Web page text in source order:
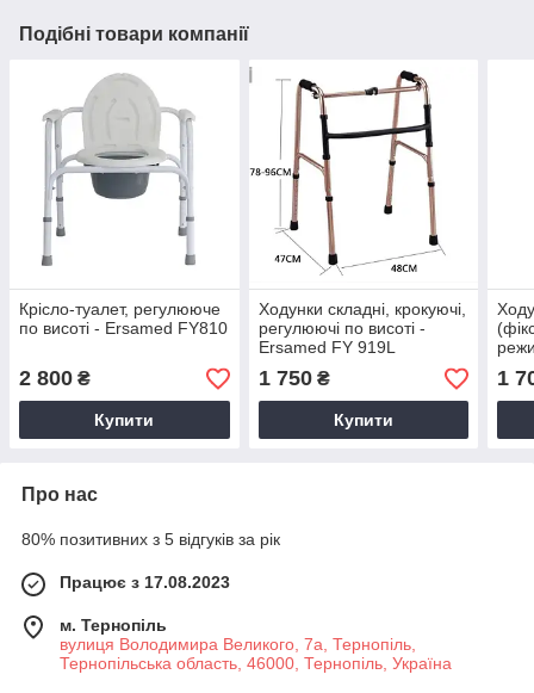
Подібні товари компанії
Крісло-туалет, регулююче
по висоті - Ersamed FY810
2 800 ₴
Купити
Ходунки складні, крокуючі,
регулюючі по висоті -
Ersamed FY 919L
1 750₴
Купити
1
Про нас
80% позитивних з 5 відгуків за рік
Працює з 17.08.2023
м. Тернопіль
вулиця Володимира Великого, 7а, Тернопіль,
Тернопільська область, 46000, Тернопіль, Україна